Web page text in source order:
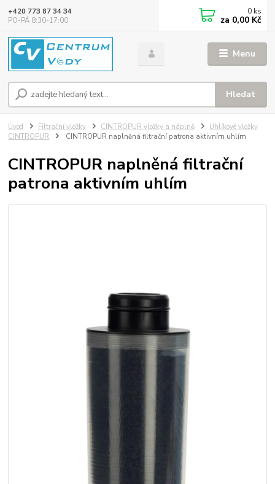
Menu
Hledat
+420 773 87 34 34
PO-PÁ 8:30-17:00
0 ks
za 0,00 Kč
Úvod Filtrační vložky CINTROPUR vložky a náplně
Uhlíkové vložky
CINTROPUR
CINTROPUR naplněná filtrační patrona aktivním uhlím
CINTROPUR naplněná filtrační
patrona aktivním uhlím